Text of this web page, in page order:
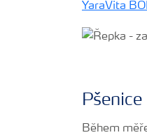
YaraVita
Během